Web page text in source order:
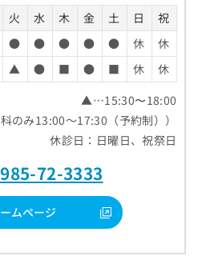
火 水 木 金 土 日
祝
● ● ● ● ● 休
休
▲ ● ■ ● ■ 休
休
▲…15:30〜18:00
み13:00～17:30（予約制））
休診日：日曜日、祝祭日
72-3333
ムページ